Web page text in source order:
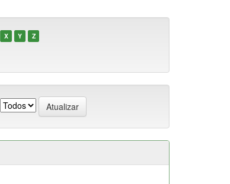
X Y Z